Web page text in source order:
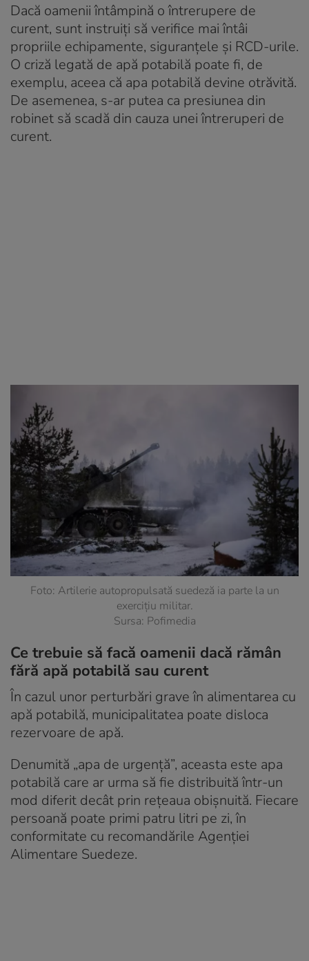
Dacă oamenii întâmpină o întrerupere de
curent, sunt instruiți să verifice mai întâi
propriile echipamente, siguranțele și RCD-urile.
O criză legată de apă potabilă poate fi, de
exemplu, aceea că apa potabilă devine otrăvită.
De asemenea, s-ar putea ca presiunea din
robinet să scadă din cauza unei întreruperi de
curent.
Foto: Artilerie autopropulsată suedeză ia parte la un
exercițiu militar.
Sursa: Pofimedia
Ce trebuie să facă oamenii dacă rămân
fără apă potabilă sau curent
În cazul unor perturbări grave în alimentarea cu
apă potabilă, municipalitatea poate disloca
rezervoare de apă.
Denumită „apa de urgență”, aceasta este apa
potabilă care ar urma să fie distribuită într-un
mod diferit decât prin rețeaua obișnuită. Fiecare
persoană poate primi patru litri pe zi, în
conformitate cu recomandările Agenției
Alimentare Suedeze.